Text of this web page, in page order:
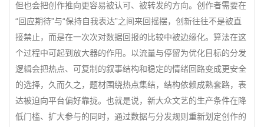
但也会把创作推向更容易被认可、被转发的方向。创作者需要在
“回应期待”与“保持自我表达”之间来回摇摆，创新往往不是被直
接禁止，而是在一次次对数据回报的比较中被边缘化。算法在这
个过程中可起到放大器的作用。以流量与停留为优化目标的分发
逻辑会把热点、可复制的叙事结构和稳定的情绪回路变成更安全
的选择，久而久之，题材围绕热点集结，结构依赖成熟套路，表
达被迫向平台偏好靠拢。也就是说，新大众文艺的生产条件在降
低门槛、扩大参与的同时，通过数据与分发规则重新划定创作的